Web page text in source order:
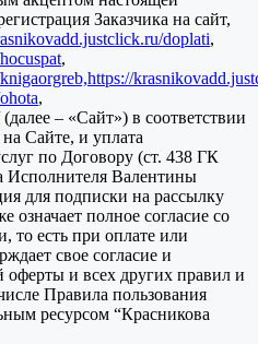
Заказчика на сайт,
doplati,
,
https://
,
(далее – «Сайт») в соответствии
Сайте, и уплата
по Договору (ст. 438 ГК
Исполнителя Валентины
для подписки на рассылку
полное согласие со
то есть при оплате или
свое согласие и
оферты и всех других правил и
Правила пользования
ресурсом “Красникова